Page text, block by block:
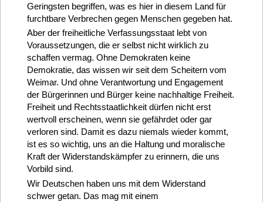
Geringsten begriffen, was es hier in diesem Land für
furchtbare Verbrechen gegen Menschen gegeben hat.
Aber der freiheitliche Verfassungsstaat lebt von
Voraussetzungen, die er selbst nicht wirklich zu
schaffen vermag. Ohne Demokraten keine
Demokratie, das wissen wir seit dem Scheitern vom
Weimar. Und ohne Verantwortung und Engagement
der Bürgerinnen und Bürger keine nachhaltige Freiheit.
Freiheit und Rechtsstaatlichkeit dürfen nicht erst
wertvoll erscheinen, wenn sie gefährdet oder gar
verloren sind. Damit es dazu niemals wieder kommt,
ist es so wichtig, uns an die Haltung und moralische
Kraft der Widerstandskämpfer zu erinnern, die uns
Vorbild sind.
Wir Deutschen haben uns mit dem Widerstand
schwer getan. Das mag mit einem